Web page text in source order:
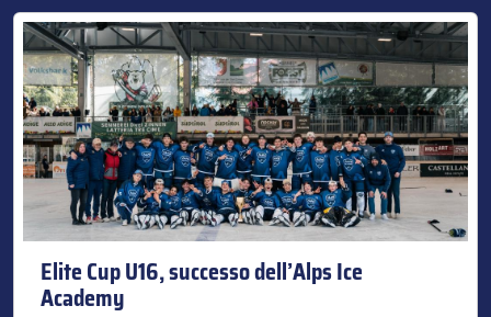
Elite Cup U16, successo dell’Alps Ice
Academy